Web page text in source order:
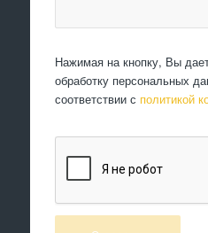
Нажимая на кнопку, Вы
обработку персональных
соответствии с политикой